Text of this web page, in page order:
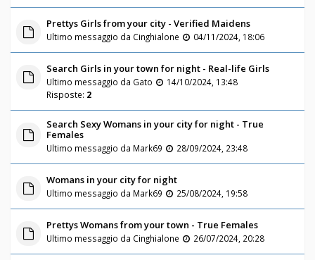
Prettys Girls from your city - Verified Maidens
Ultimo messaggio da Cinghialone 04/11/2024, 18:06
Search Girls in your town for night - Real-life Girls
Ultimo messaggio da Gato
14/10/2024, 13:48
Risposte: 2
Search Sexy Womans in your city for night - True
Females
Ultimo messaggio da Mark69 28/09/2024, 23:48
Womans in your city for night
Ultimo messaggio da Mark69 25/08/2024, 19:58
Prettys Womans from your town - True Females
Ultimo messaggio da Cinghialone 26/07/2024, 20:28